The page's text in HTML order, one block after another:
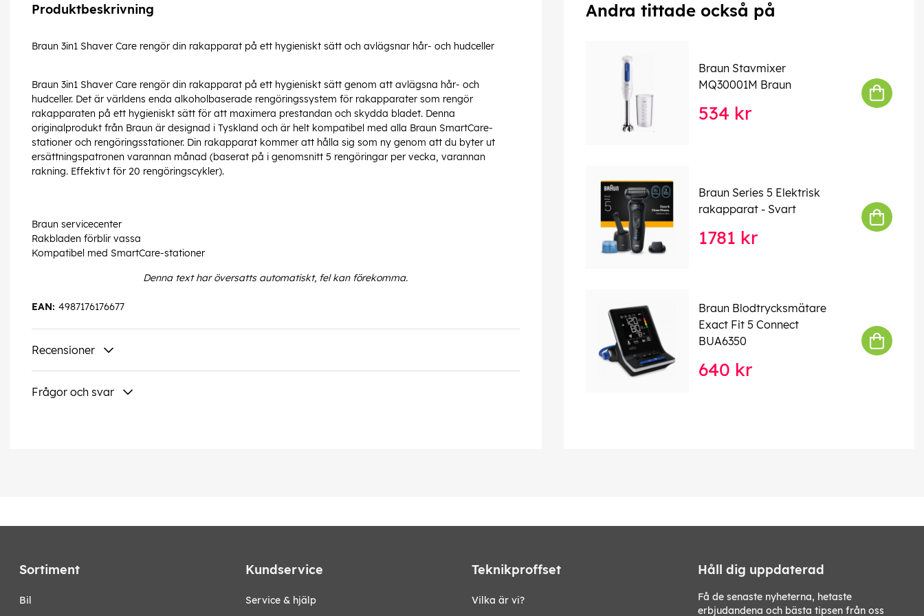
Produktbeskrivning
Braun 3in1 Shaver Care rengör din rakapparat på ett hygieniskt sätt och avlägsnar hår- och hudceller
Braun 3in1 Shaver Care rengör din rakapparat på ett hygieniskt sätt genom att avlägsna hår- och
hudceller. Det är världens enda alkoholbaserade rengöringssystem för rakapparater som rengör
rakapparaten på ett hygieniskt sätt för att maximera prestandan och skydda bladet. Denna
originalprodukt från Braun är designad i Tyskland och är helt kompatibel med alla Braun SmartCare-
stationer och rengöringsstationer. Din rakapparat kommer att hålla sig som ny genom att du byter ut
ersättningspatronen varannan månad (baserat på i genomsnitt 5 rengöringar per vecka, varannan
rakning. Effektivt för 20 rengöringscykler).
Braun servicecenter
Rakbladen förblir vassa
Kompatibel med SmartCare-stationer
Denna text har översatts automatiskt, fel kan förekomma.
4987176176677
EAN:
Recensioner
Frågor och svar
Andra tittade också på
Braun Stavmixer
MQ30001M Braun
534 kr
Braun Series 5 Elektrisk
rakapparat - Svart
1781 kr
Braun Blodtrycksmätare
Exact Fit 5 Connect
BUA6350
640 kr
Sortiment
bil
Kundservice
Service & hjälp
Teknikproffset
Vilka är vi?
Håll dig uppdaterad
Få de senaste nyheterna, hetaste
erbjudandena och bästa tipsen från oss